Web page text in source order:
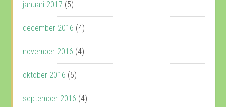
januari 2017 (5)
december 2016 (4)
november 2016 (4)
oktober 2016 (5)
september 2016 (4)